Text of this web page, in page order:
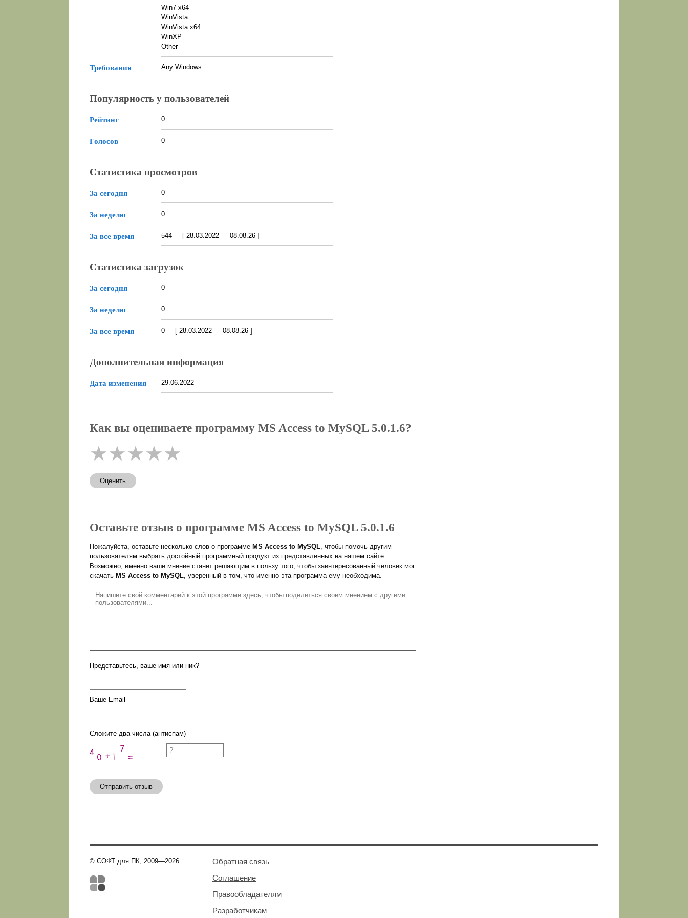
Win7 x64
WinVista
WinVista x64
WinXP
Other
Требования Any Windows
Популярность у пользователей
Рейтинг 0
Голосов 0
Статистика просмотров
За сегодня 0
За неделю 0
За все время 544 [ 28.03.2022 — 08.08.26 ]
Статистика загрузок
За сегодня 0
За неделю 0
За все время 0 [ 28.03.2022 — 08.08.26 ]
Дополнительная информация
Дата изменения 29.06.2022
Как вы оцениваете программу MS Access to MySQL 5.0.1.6?
★★★★★
Оценить
Оставьте отзыв о программе MS Access to MySQL 5.0.1.6
Пожалуйста, оставьте несколько слов о программе MS Access to MySQL, чтобы помочь другим
пользователям выбрать достойный программный продукт из представленных на нашем сайте.
Возможно, именно ваше мнение станет решающим в пользу того, чтобы заинтересованный человек мог
скачать MS Access to MySQL, уверенный в том, что именно эта программа ему необходима.
Представьтесь, ваше имя или ник?
Ваше Email
Сложите два числа (антиспам)
Отправить отзыв
© СОФТ для ПК, 2009—2026
Обратная связь
Соглашение
Правообладателям
Разработчикам